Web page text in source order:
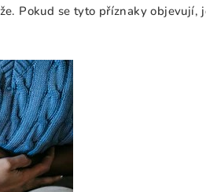
Pokud se tyto příznaky objevují,